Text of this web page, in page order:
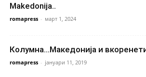
Makedonija..
romapress - март 1, 2024
Колумна…Македонија и
romapress - јануари 11, 2019